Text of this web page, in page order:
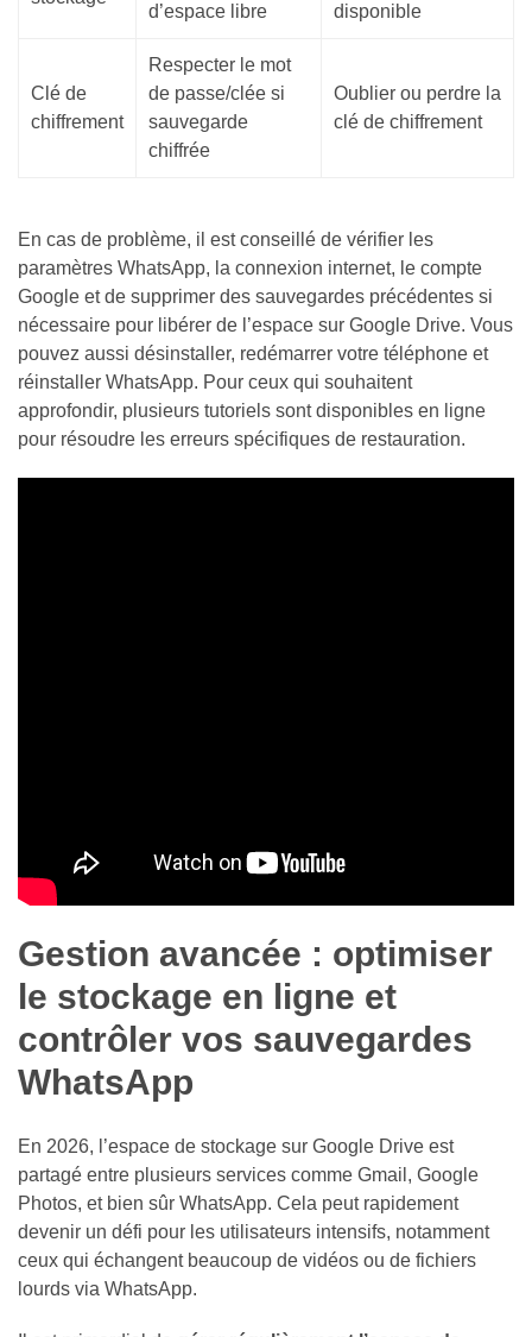
d’espace libre disponible
Clé de
chiffrement
Respecter le mot
de passe/clée si
sauvegarde
chiffrée
Oublier ou perdre la
clé de chiffrement
En cas de problème, il est conseillé de vérifier les
paramètres WhatsApp, la connexion internet, le compte
Google et de supprimer des sauvegardes précédentes si
nécessaire pour libérer de l’espace sur Google Drive. Vous
pouvez aussi désinstaller, redémarrer votre téléphone et
réinstaller WhatsApp. Pour ceux qui souhaitent
approfondir, plusieurs tutoriels sont disponibles en ligne
pour résoudre les erreurs spécifiques de restauration.
Gestion avancée : optimiser
le stockage en ligne et
contrôler vos sauvegardes
WhatsApp
En 2026, l’espace de stockage sur Google Drive est
partagé entre plusieurs services comme Gmail, Google
Photos, et bien sûr WhatsApp. Cela peut rapidement
devenir un défi pour les utilisateurs intensifs, notamment
ceux qui échangent beaucoup de vidéos ou de fichiers
lourds via WhatsApp.